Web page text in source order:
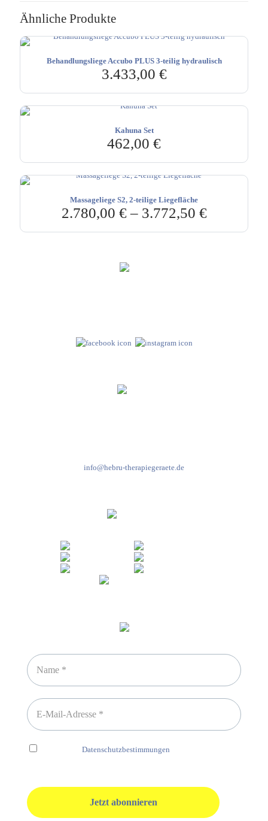
Ähnliche Produkte
Behandlungsliege Accubo PLUS 3-teilig hydraulisch
3.433,00 €
Kahuna Set
462,00 €
Massageliege S2, 2-teilige Liegefläche
2.780,00 €– 3.772,50 €
info@hebru-therapiegeraete.de
Datenschutzbestimmungen